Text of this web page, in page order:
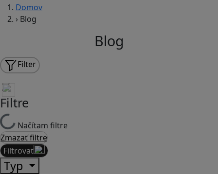
Domov
› Blog
Blog
Filter
Filtre
Načítam filtre
Zmazať filtre
Filtrovať
Typ